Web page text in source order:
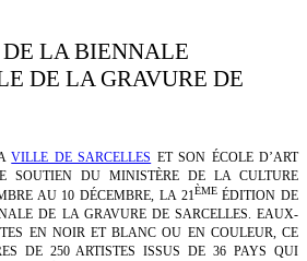
LA BIENNALE
DE LA GRAVURE DE
VILLE DE SARCELLES ET SON ÉCOLE D’ART
SOUTIEN DU MINISTÈRE DE LA CULTURE
AU 10 DÉCEMBRE, LA 21ÈMEÉDITION DE
DE LA GRAVURE DE SARCELLES. EAUX-
EN NOIR ET BLANC OU EN COULEUR, CE
DE 250 ARTISTES ISSUS DE 36 PAYS QUI